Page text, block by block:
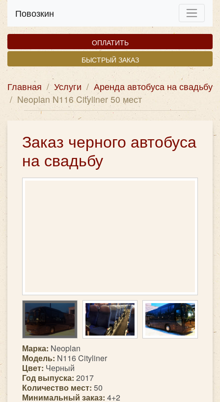
Повозкин
ОПЛАТИТЬ
БЫСТРЫЙ ЗАКАЗ
Главная / Услуги / Аренда автобуса на свадьбу
/ Neoplan N116 Cityliner 50 мест
Заказ черного автобуса
на свадьбу
Марка: Neoplan
Модель: N116 Cityliner
Цвет: Черный
Год выпуска: 2017
Количество мест: 50
Минимальный заказ: 4+2